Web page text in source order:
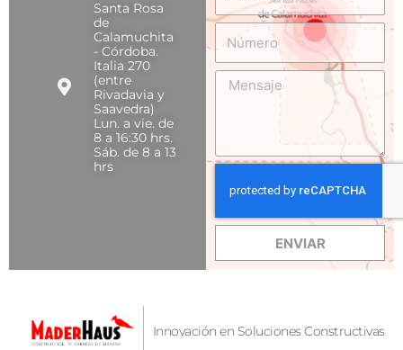
Santa Rosa
de
Calamuchita
- Córdoba.
Italia 270
(entre
Rivadavia y
Saavedra)
Lun. a vie. de
8 a 16:30 hrs.
Sáb. de 8 a 13
hrs
Mensaje
ENVIAR
Innovación en Soluciones Constructivas